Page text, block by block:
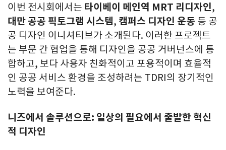
이번 전시회에서는 타이베이 메인역 MRT 리디자인,
대만 공공 픽토그램 시스템, 캠퍼스 디자인 운동 등 공
공 디자인 이니셔티브가 소개된다. 이러한 프로젝트
는 부문 간 협업을 통해 디자인을 공공 거버넌스에 통
합하고, 보다 사용자 친화적이고 포용적이며 효율적
인 공공 서비스 환경을 조성하려는 TDRI의 장기적인
노력을 보여준다.
니즈에서 솔루션으로: 일상의 필요에서 출발한 혁신
적 디자인